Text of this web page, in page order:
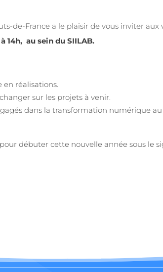
de-France a le plaisir de vous inviter
14h, au sein du SIILAB.
en réalisations.
sur les projets à venir.
dans la transformation numérique au
débuter cette nouvelle année sous le